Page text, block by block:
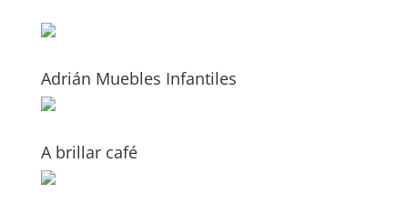
Adrián Muebles Infantiles
A brillar café